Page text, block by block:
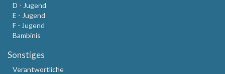
D - Jugend
E - Jugend
F - Jugend
Bambinis
Sonstiges
Verantwortliche